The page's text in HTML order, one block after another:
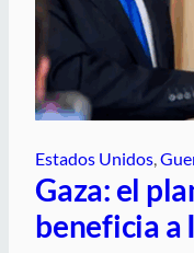
Estados Unidos,
Gaza: el
beneficia a